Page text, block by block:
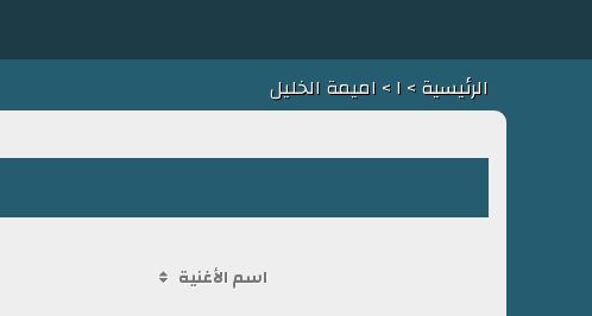
الرئيسية> ا> اميمة الخليل
اسم الأغنية